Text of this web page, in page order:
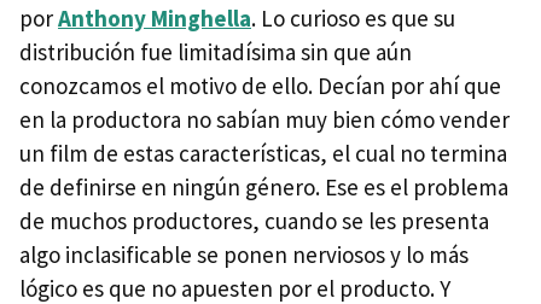
porAnthony Minghella. Lo curioso es que su
distribución fue limitadísima sin que aún
conozcamos el motivo de ello. Decían por ahí que
en la productora no sabían muy bien cómo vender
un film de estas características, el cual no termina
de definirse en ningún género. Ese es el problema
de muchos productores, cuando se les presenta
algo inclasificable se ponen nerviosos y lo más
lógico es que no apuesten por el producto. Y